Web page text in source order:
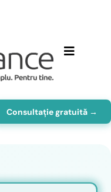
Consultație gratuită →